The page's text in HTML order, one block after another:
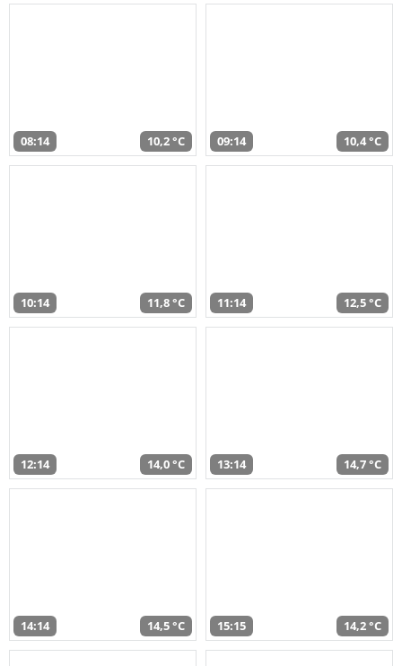
08:14 10,2 °C 09:14 10,4 °C
10:14 11,8 °C 11:14 12,5 °C
12:14 14,0 °C 13:14 14,7 °C
14:14 14,5 °C 15:15 14,2 °C